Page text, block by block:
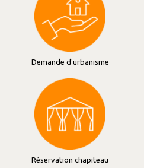
Demande d'urbanisme
Réservation chapiteau